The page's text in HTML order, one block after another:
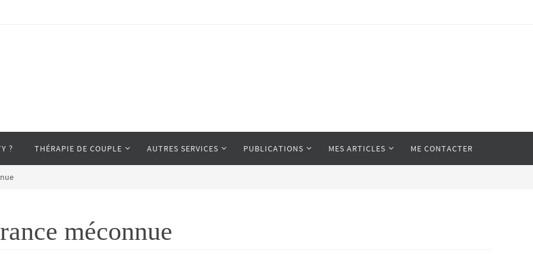
? THÉRAPIE DE COUPLE AUTRES SERVICES PUBLICATIONS MES ARTICLES ME CONTACTER
méconnue